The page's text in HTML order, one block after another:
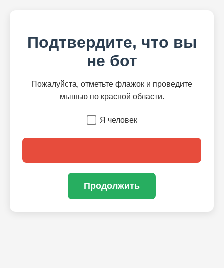
Подтвердите, что вы
не бот
Пожалуйста, отметьте флажок и проведите
мышью по красной области.
Я человек
Продолжить